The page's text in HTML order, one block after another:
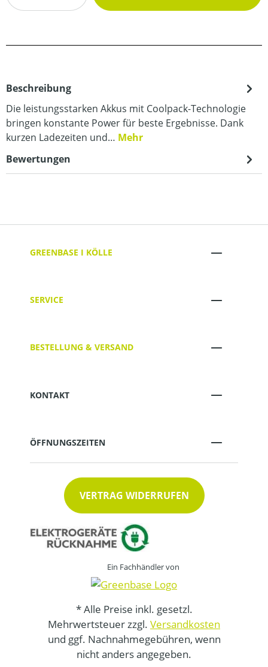
Beschreibung
Die leistungsstarken Akkus mit Coolpack-Technologie
bringen konstante Power für beste Ergebnisse. Dank
kurzen Ladezeiten und… Mehr
Bewertungen
GREENBASE I KÖLLE
SERVICE
BESTELLUNG & VERSAND
KONTAKT
ÖFFNUNGSZEITEN
VERTRAG WIDERRUFEN
Ein Fachhändler von
* Alle Preise inkl. gesetzl.
Mehrwertsteuer zzgl. Versandkosten
und ggf. Nachnahmegebühren, wenn
nicht anders angegeben.